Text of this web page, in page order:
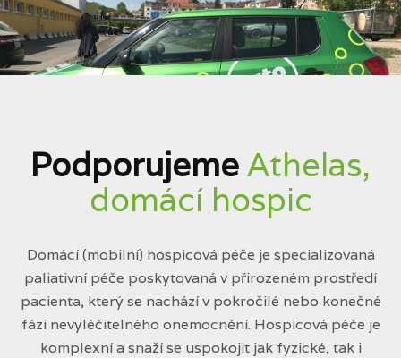
PodporujemeAthelas,
domácí hospic
Domácí (mobilní) hospicová péče je specializovaná
paliativní péče poskytovaná v přirozeném prostředí
pacienta, který se nachází v pokročilé nebo konečné
fázi nevyléčitelného onemocnění. Hospicová péče je
komplexní a snaží se uspokojit jak fyzické, tak i